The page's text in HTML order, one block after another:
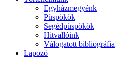
Egyházmegyénk
Püspökök
Segédpüspökök
Hitvallóink
Válogatott bibliográfia
Lapozó